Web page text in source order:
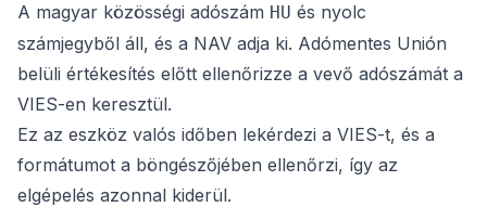
A magyar közösségi adószám HU és nyolc
számjegyből áll, és a NAV adja ki. Adómentes Unión
belüli értékesítés előtt ellenőrizze a vevő adószámát a
VIES-en keresztül.
Ez az eszköz valós időben lekérdezi a VIES-t, és a
formátumot a böngészőjében ellenőrzi, így az
elgépelés azonnal kiderül.